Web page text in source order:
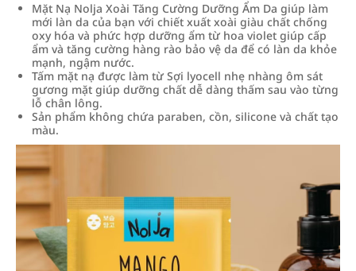
Mặt Nạ Nolja Xoài Tăng Cường Dưỡng Ẩm Da giúp làm
mới làn da của bạn với chiết xuất xoài giàu chất chống
oxy hóa và phức hợp dưỡng ẩm từ hoa violet giúp cấp
ẩm và tăng cường hàng rào bảo vệ da để có làn da khỏe
mạnh, ngậm nước.
Tấm mặt nạ được làm từ Sợi lyocell nhẹ nhàng ôm sát
gương mặt giúp dưỡng chất dễ dàng thấm sau vào từng
lỗ chân lông.
Sản phẩm không chứa paraben, cồn, silicone và chất tạo
màu.